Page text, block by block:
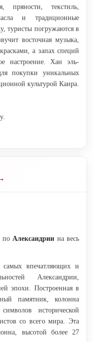
пряности, текстиль,
и традиционные
туристы погружаются в
восточная музыка,
а запах специй
настроение. Хан эль-
покупки уникальных
культурой Каира.
по Александрии на весь
впечатляющих и
Александрии,
эпохи. Построенная в
памятник, колонна
исторической
со всего мира. Эта
высотой более 27